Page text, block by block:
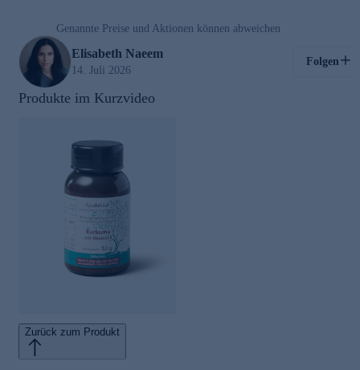
Gesund & Vital
Genannte Preise und Aktionen können abweichen
Elisabeth Naeem
14. Juli 2026
Folgen
Produkte im Kurzvideo
Zurück zum Produkt